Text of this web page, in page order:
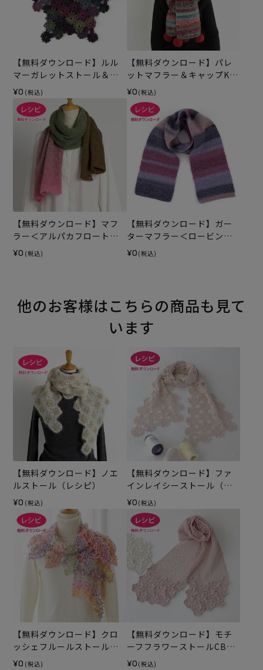
【無料ダウンロード】ルル
マーガレットストール＆マ
フラー（レシピ）
¥0 (税込)
【無料ダウンロード】パレ
ットマフラー＆キャップKid
s（レシピ）
¥0 (税込)
【無料ダウンロード】マフ
ラー＜アルパカフロート＞
（レシピ）
¥0 (税込)
【無料ダウンロード】ガー
ターマフラー＜ロービング
キッスグラン＞（レシピ）
¥0 (税込)
他のお客様はこちらの商品も見て
います
【無料ダウンロード】ノエ
ルストール（レシピ）
¥0 (税込)
【無料ダウンロード】ファ
インレイシーストール（レ
シピ）
¥0 (税込)
【無料ダウンロード】クロ
ッシェフルールストール
（レシピ）
¥0 (税込)
【無料ダウンロード】モチ
ーフフラワーストールCBF
（レシピ）
¥0 (税込)